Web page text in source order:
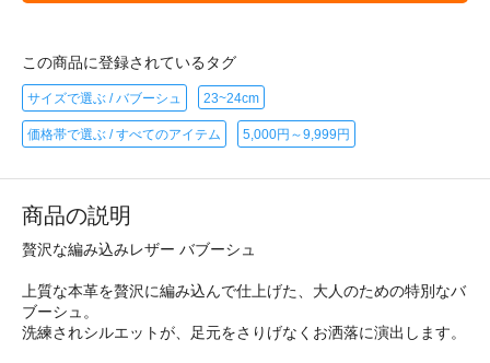
この商品に登録されているタグ
サイズで選ぶ / バブーシュ 23~24cm
価格帯で選ぶ / すべてのアイテム 5,000円～9,999円
商品の説明
贅沢な編み込みレザー バブーシュ
上質な本革を贅沢に編み込んで仕上げた、大人のための特別なバ
ブーシュ。
洗練されシルエットが、足元をさりげなくお洒落に演出します。